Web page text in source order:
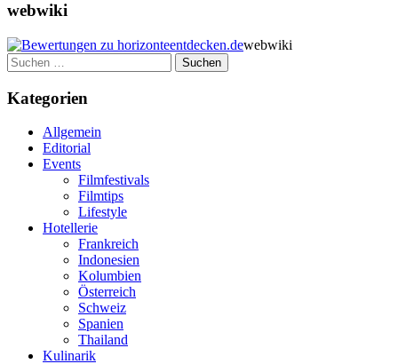
webwiki
webwiki
Suchen
nach:
Kategorien
Allgemein
Editorial
Events
Filmfestivals
Filmtips
Lifestyle
Hotellerie
Frankreich
Indonesien
Kolumbien
Österreich
Schweiz
Spanien
Thailand
Kulinarik